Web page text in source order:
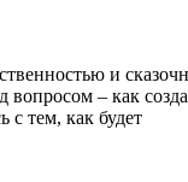
и
– как
с тем, как будет